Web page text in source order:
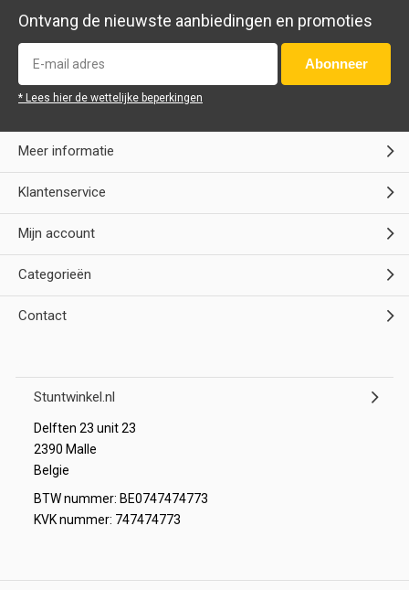
Ontvang de nieuwste aanbiedingen en promoties
Abonneer
* Lees hier de wettelijke beperkingen
Meer informatie
Klantenservice
Mijn account
Categorieën
Contact
Stuntwinkel.nl
Delften 23 unit 23
2390 Malle
Belgie
BTW nummer: BE0747474773
KVK nummer: 747474773